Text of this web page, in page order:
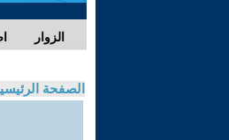
الزوار
الصفحة